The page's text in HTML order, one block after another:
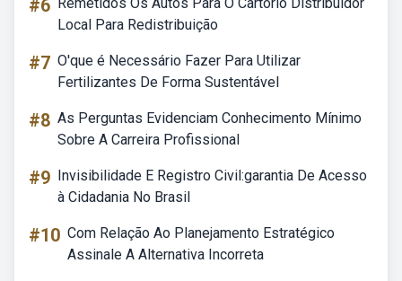
#6
Local Para Redistribuição
#7 O'que é Necessário Fazer Para Utilizar
Fertilizantes De Forma Sustentável
#8 As Perguntas Evidenciam Conhecimento Mínimo
Sobre A Carreira Profissional
#9 Invisibilidade E Registro Civil:garantia De Acesso
à Cidadania No Brasil
#10 Com Relação Ao Planejamento Estratégico
Assinale A Alternativa Incorreta